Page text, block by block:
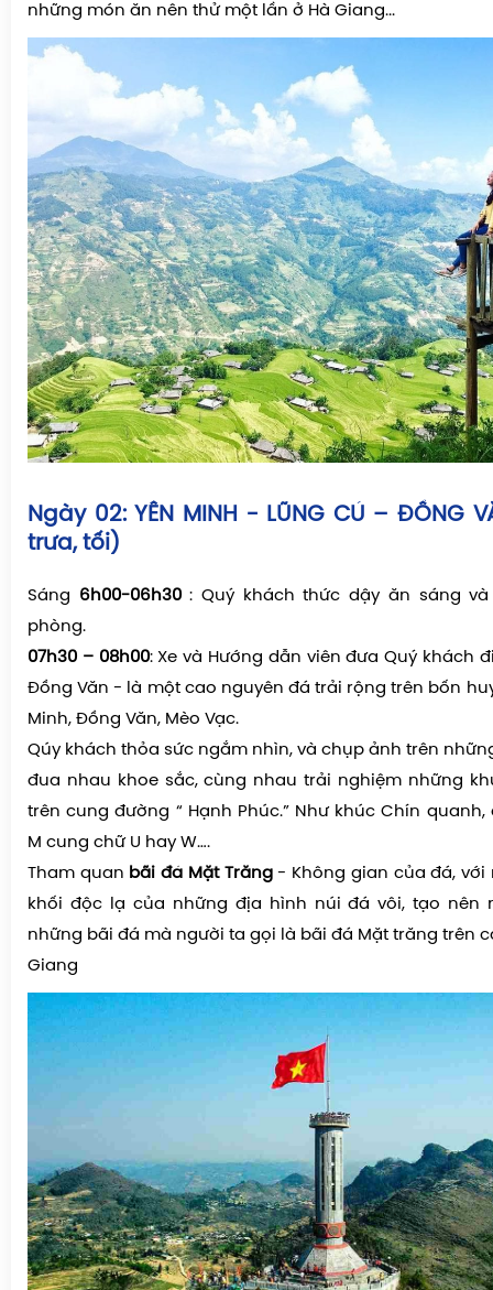
những món ăn nên thử một lần ở Hà Giang...
Ngày 02: YÊN MINH - LŨNG CÚ – ĐỒNG
trưa, tối)
Sáng 6h00-06h30: Quý khách thức dậy ăn sáng
phòng.
07h30 – 08h00: Xe và Hướng dẫn viên đưa Quý khách
Đồng Văn - là một cao nguyên đá trải rộng trên bốn
Minh, Đồng Văn, Mèo Vạc.
Qúy khách thỏa sức ngắm nhìn, và chụp ảnh trên
đua nhau khoe sắc, cùng nhau trải nghiệm những
trên cung đường “ Hạnh Phúc.” Như khúc Chín
M cung chữ U hay W….
Tham quan bãi đá Mặt Trăng- Không gian của đá, với
khối độc lạ của những địa hình núi đá vôi, tạo nên
những bãi đá mà người ta gọi là bãi đá Mặt trăng trên
Giang